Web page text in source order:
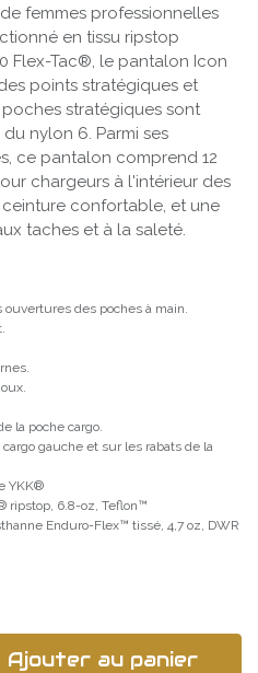
femmes professionnelles
en tissu ripstop
Flex-Tac®, le pantalon Icon
points stratégiques et
stratégiques sont
nylon 6. Parmi ses
ce pantalon comprend 12
chargeurs à l'intérieur des
confortable, et une
taches et à la saleté.
des poches à main.
la poche cargo.
cargo gauche et sur les rabats de la
YKK®
ripstop, 6.8-oz, Teflon™
Enduro-Flex™ tissé, 4,7 oz, DWR
Ajouter au panier